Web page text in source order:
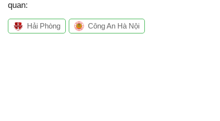
quan:
Hải Phòng Công An Hà Nội